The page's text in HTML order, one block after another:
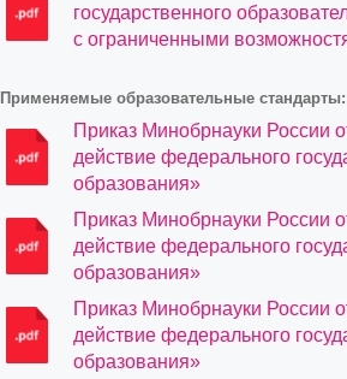
государственного
с ограниченными
Применяемые образовательные стандарты:
Приказ Минобрнауки России
действие федерального
образования»
Приказ Минобрнауки России
действие федерального
образования»
Приказ Минобрнауки России
действие федерального
образования»